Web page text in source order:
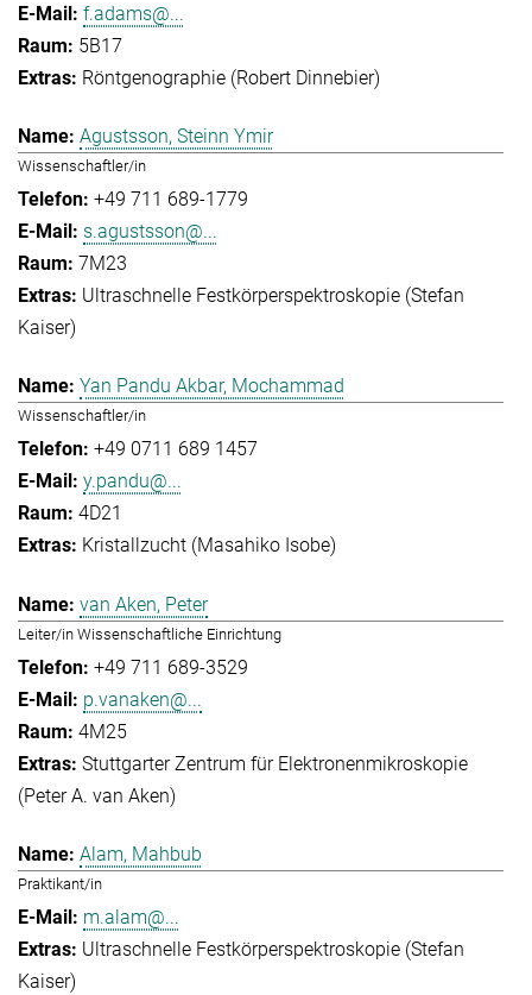
f.adams@...
5B17
Röntgenographie (Robert Dinnebier)
Agustsson, Steinn Ymir
Wissenschaftler/in
+49 711 689-1779
s.agustsson@...
7M23
Ultraschnelle Festkörperspektroskopie (Stefan
Kaiser)
Yan Pandu Akbar, Mochammad
Wissenschaftler/in
+49 0711 689 1457
y.pandu@...
4D21
Kristallzucht (Masahiko Isobe)
van Aken, Peter
Leiter/in Wissenschaftliche Einrichtung
+49 711 689-3529
p.vanaken@...
4M25
Stuttgarter Zentrum für Elektronenmikroskopie
(Peter A. van Aken)
Alam, Mahbub
Praktikant/in
m.alam@...
Ultraschnelle Festkörperspektroskopie (Stefan
Kaiser)